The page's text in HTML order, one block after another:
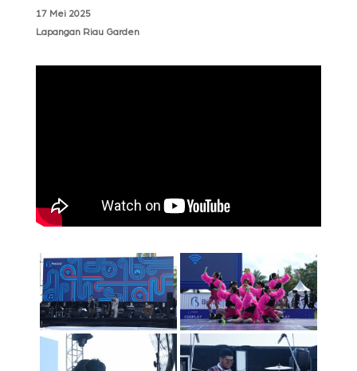
17 Mei 2025
Lapangan Riau Garden